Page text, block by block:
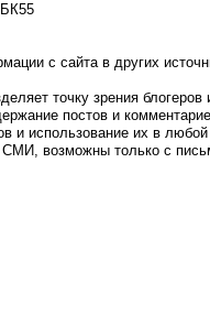
с сайта в других
точку зрения блогеров
постов и
и использование их в
возможны только с